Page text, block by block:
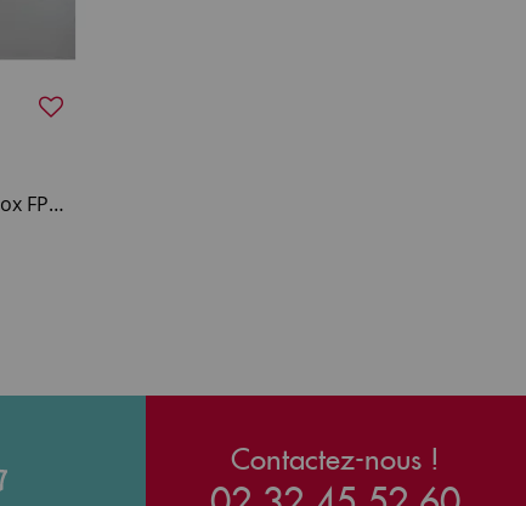
Crédence Falcon PKR 900 Inox FPKRSPL90SS/ 90cm
Contactez-nous !